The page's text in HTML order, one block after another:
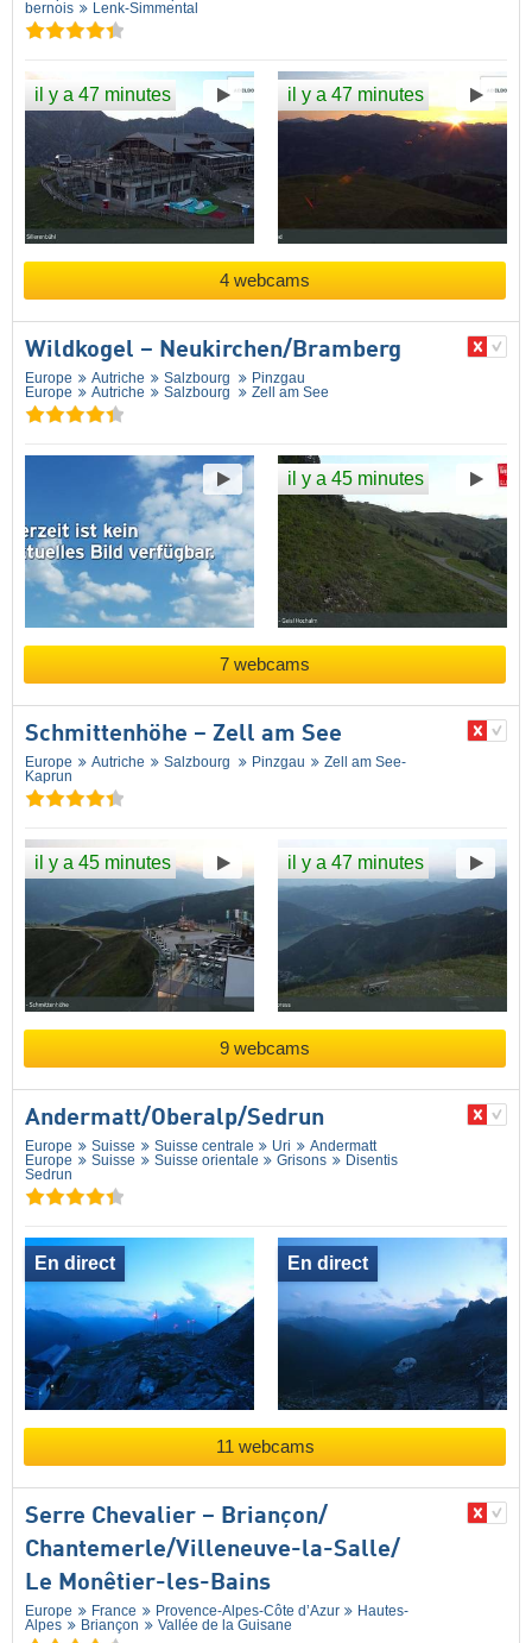
bernois
Lenk-Simmental
il y a 47 minutes il y a 47 minutes
4 webcams
Wildkogel – Neukirchen/​Bramberg
Europe Autriche Salzbourg
Pinzgau
Europe
Autriche Salzbourg Zell am See
il y a 45 minutes
7 webcams
Schmittenhöhe – Zell am See
Europe Autriche Salzbourg Pinzgau
Zell am See-
Kaprun
il y a 45 minutes il y a 47 minutes
9 webcams
Andermatt/​Oberalp/​Sedrun
Europe Suisse Suisse centrale Uri
Andermatt
Europe
Suisse Suisse orientale Grisons
Disentis
Sedrun
En direct En direct
11 webcams
Serre Chevalier – Briançon/​
Chantemerle/​Villeneuve-la-Salle/​
Le Monêtier-les-Bains
Europe France Provence-Alpes-Côte d’Azur
Hautes-
Alpes
Briançon Vallée de la Guisane